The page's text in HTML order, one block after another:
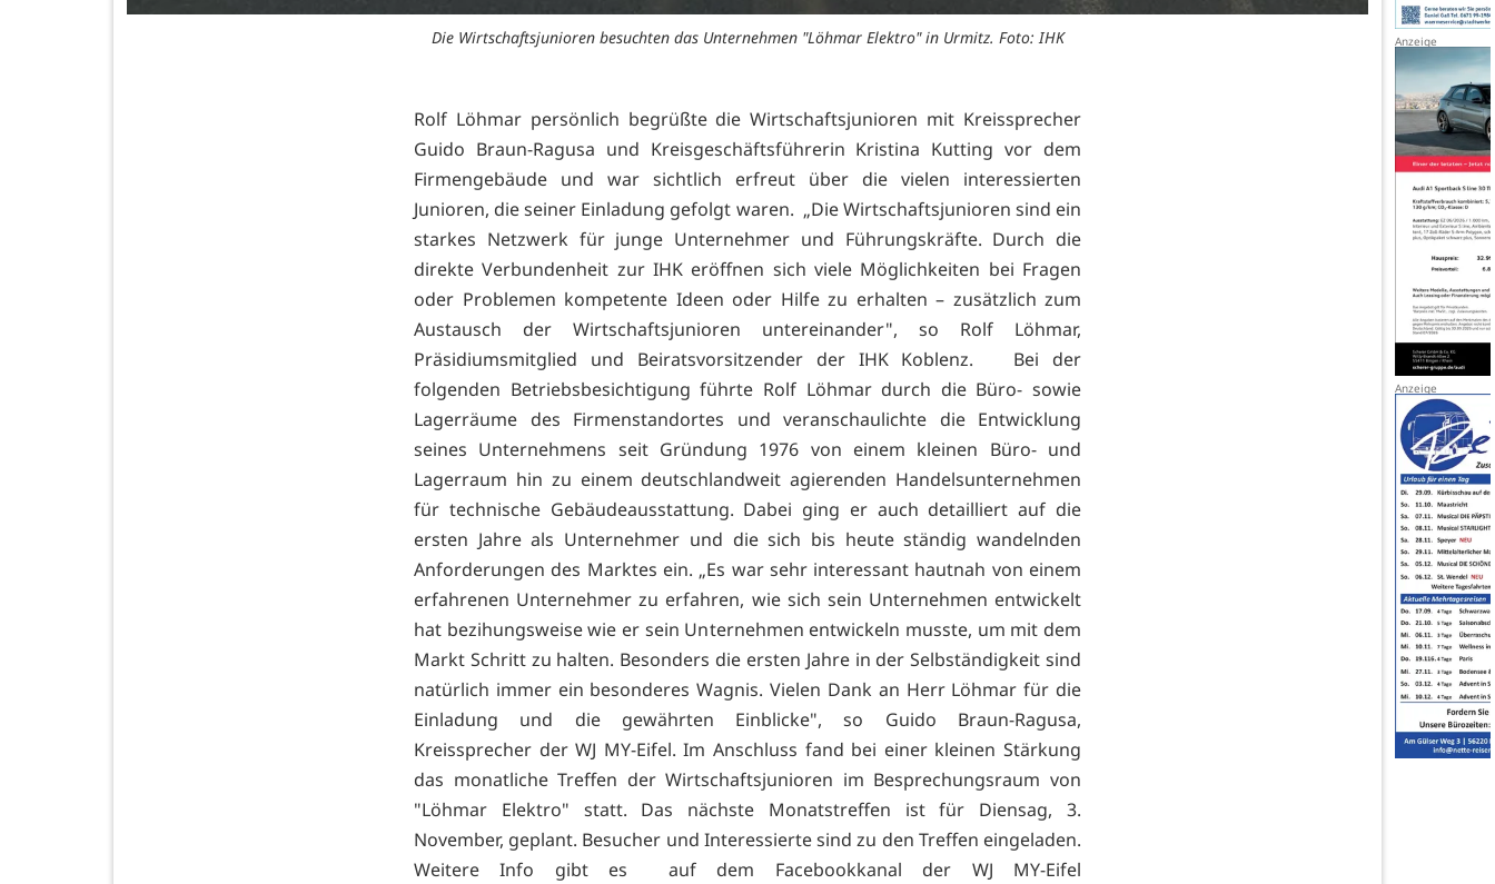
Die Wirtschaftsjunioren besuchten das Unternehmen "Löhmar Elektro" in Urmitz. Foto: IHK
Rolf Löhmar persönlich begrüßte die Wirtschaftsjunioren mit Kreissprecher
Guido Braun-Ragusa und Kreisgeschäftsführerin Kristina Kutting vor dem
Firmengebäude und war sichtlich erfreut über die vielen interessierten
Junioren, die seiner Einladung gefolgt waren. „Die Wirtschaftsjunioren sind ein
starkes Netzwerk für junge Unternehmer und Führungskräfte. Durch die
direkte Verbundenheit zur IHK eröffnen sich viele Möglichkeiten bei Fragen
oder Problemen kompetente Ideen oder Hilfe zu erhalten – zusätzlich zum
Austausch der Wirtschaftsjunioren untereinander", so Rolf Löhmar,
Präsidiumsmitglied und Beiratsvorsitzender der IHK Koblenz. Bei der
folgenden Betriebsbesichtigung führte Rolf Löhmar durch die Büro- sowie
Lagerräume des Firmenstandortes und veranschaulichte die Entwicklung
seines Unternehmens seit Gründung 1976 von einem kleinen Büro- und
Lagerraum hin zu einem deutschlandweit agierenden Handelsunternehmen
für technische Gebäudeausstattung. Dabei ging er auch detailliert auf die
ersten Jahre als Unternehmer und die sich bis heute ständig wandelnden
Anforderungen des Marktes ein. „Es war sehr interessant hautnah von einem
erfahrenen Unternehmer zu erfahren, wie sich sein Unternehmen entwickelt
hat bezihungsweise wie er sein Unternehmen entwickeln musste, um mit dem
Markt Schritt zu halten. Besonders die ersten Jahre in der Selbständigkeit sind
natürlich immer ein besonderes Wagnis. Vielen Dank an Herr Löhmar für die
Einladung und die gewährten Einblicke", so Guido Braun-Ragusa,
Kreissprecher der WJ MY-Eifel. Im Anschluss fand bei einer kleinen Stärkung
das monatliche Treffen der Wirtschaftsjunioren im Besprechungsraum von
"Löhmar Elektro" statt. Das nächste Monatstreffen ist für Diensag, 3.
November, geplant. Besucher und Interessierte sind zu den Treffen eingeladen.
Weitere Info gibt es auf dem Facebookkanal der WJ MY-Eifel